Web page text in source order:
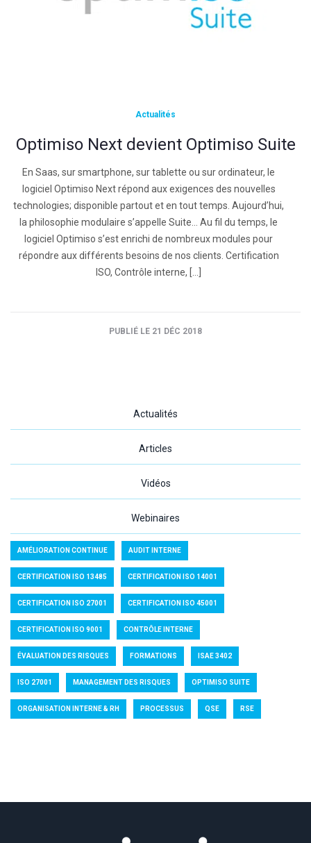
Actualités
Optimiso Next devient Optimiso Suite
En Saas, sur smartphone, sur tablette ou sur ordinateur, le
logiciel Optimiso Next répond aux exigences des nouvelles
technologies; disponible partout et en tout temps. Aujourd’hui,
la philosophie modulaire s’appelle Suite… Au fil du temps, le
logiciel Optimiso s’est enrichi de nombreux modules pour
répondre aux différents besoins de nos clients. Certification
ISO, Contrôle interne, […]
PUBLIÉ LE 21 DÉC 2018
Actualités
Articles
Vidéos
Webinaires
AMÉLIORATION CONTINUE AUDIT INTERNE
CERTIFICATION ISO 13485 CERTIFICATION ISO 14001
CERTIFICATION ISO 27001 CERTIFICATION ISO 45001
CERTIFICATION ISO 9001 CONTRÔLE INTERNE
ÉVALUATION DES RISQUES FORMATIONS ISAE 3402
ISO 27001 MANAGEMENT DES RISQUES OPTIMISO SUITE
ORGANISATION INTERNE & RH PROCESSUS QSE RSE